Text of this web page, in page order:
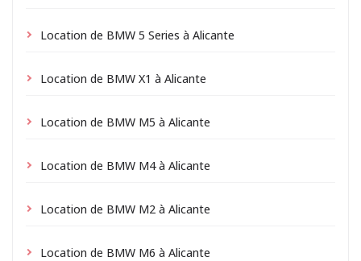
Location de BMW 5 Series à Alicante
Location de BMW X1 à Alicante
Location de BMW M5 à Alicante
Location de BMW M4 à Alicante
Location de BMW M2 à Alicante
Location de BMW M6 à Alicante